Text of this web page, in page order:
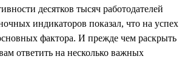
десятков тысяч работодателей
индикаторов показал, что на успех
фактора. И прежде чем раскрыть
ответить на несколько важных